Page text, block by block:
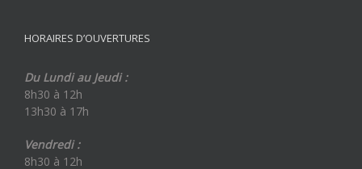
HORAIRES D’OUVERTURES
Du Lundi au Jeudi :
8h30 à 12h
13h30 à 17h
Vendredi :
8h30 à 12h